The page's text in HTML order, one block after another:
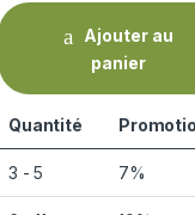
Ajouter au
panier
Quantité
3 - 5 7%